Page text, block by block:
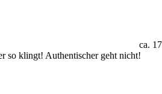
ca.
so klingt! Authentischer geht nicht!